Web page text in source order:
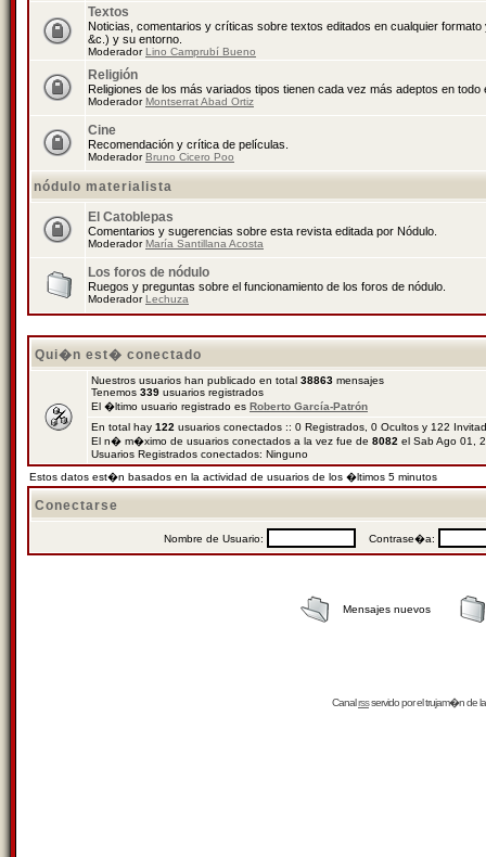
Textos
Noticias, comentarios y críticas sobre textos editados en cualquier
&c.) y su entorno.
ModeradorLino Camprubí Bueno
Religión
Religiones de los más variados tipos tienen cada vez más adeptos en todo
ModeradorMontserrat Abad Ortiz
Cine
Recomendación y crítica de películas.
ModeradorBruno Cicero Poo
nódulo materialista
El Catoblepas
Comentarios y sugerencias sobre esta revista editada por Nódulo.
ModeradorMaría Santillana Acosta
Los foros de nódulo
Ruegos y preguntas sobre el funcionamiento de los foros de nódulo.
ModeradorLechuza
Qui�n est� conectado
Nuestros usuarios han publicado en total 38863 mensajes
Tenemos 339 usuarios registrados
El �ltimo usuario registrado es Roberto García-Patrón
En total hay 122 usuarios conectados :: 0 Registrados, 0 Ocultos y 122
El n� m�ximo de usuarios conectados a la vez fue de 8082 el Sab Ago 01,
Usuarios Registrados conectados: Ninguno
Estos datos est�n basados en la actividad de usuarios de los �ltimos 5 minutos
Conectarse
Nombre de Usuario: Contrase�a:
Mensajes nuevos
Canalrssservido por eltrujam�nde